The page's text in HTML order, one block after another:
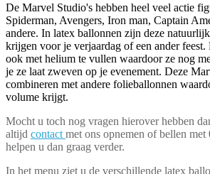
De Marvel Studio's hebben heel veel actie
Spiderman, Avengers, Iron man, Captain
andere. In latex ballonnen zijn deze
krijgen voor je verjaardag of een ander
ook met helium te vullen waardoor ze nog
je ze laat zweven op je evenement. Deze
combineren met andere folieballonnen
volume krijgt.
Mocht u toch nog vragen hierover hebben
altijd contact met ons opnemen of bellen met
helpen u dan graag verder.
In het menu ziet u de verschillende latex